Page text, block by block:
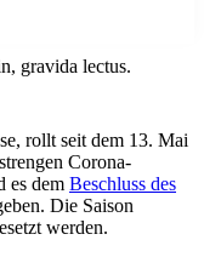
rollt seit dem 13. Mai
Corona-
es dem Beschluss des
Die Saison
werden.